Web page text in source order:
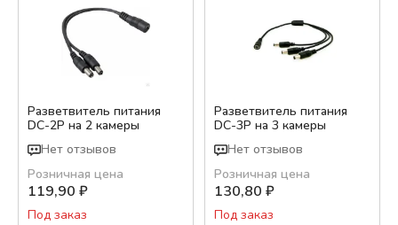
Разветвитель питания
DC-2P на 2 камеры
Нет отзывов
Розничная цена
119,90 ₽
Под заказ
Разветвитель питания
DC-3P на 3 камеры
Нет отзывов
Розничная цена
130,80 ₽
Под заказ